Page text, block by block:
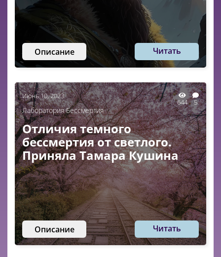
Описание Читать
Июнь 10, 2023
644 5
Лаборатория Бессмертия
Отличия темного
бессмертия от светлого.
Приняла Тамара Кушина
Описание Читать